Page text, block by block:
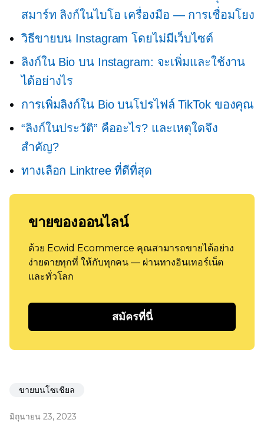
สมาร์ท ลิงก์ในไบโอ เครื่องมือ — การเชื่อมโยง
วิธีขายบน Instagram โดยไม่มีเว็บไซต์
ลิงก์ใน Bio บน Instagram: จะเพิ่มและใช้งาน
ได้อย่างไร
การเพิ่มลิงก์ใน Bio บนโปรไฟล์ TikTok ของคุณ
“ลิงก์ในประวัติ” คืออะไร? และเหตุใดจึง
สำคัญ?
ทางเลือก Linktree ที่ดีที่สุด
ขายของออนไลน์
ด้วย Ecwid Ecommerce คุณสามารถขายได้อย่าง
ง่ายดายทุกที่ ให้กับทุกคน — ผ่านทางอินเทอร์เน็ต
และทั่วโลก
สมัครที่นี่
ขายบนโซเชียล
มิถุนายน 23, 2023